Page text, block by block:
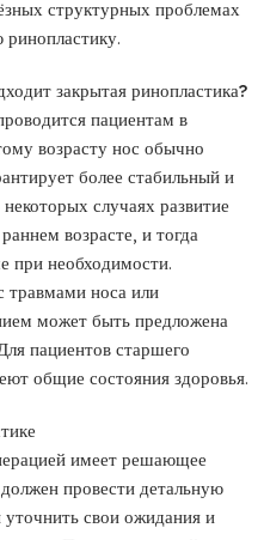
структурных проблемах
закрытая ринопластика?
пациентам в
возрасту нос обычно
более стабильный и
случаях развитие
возрасте, и тогда
при необходимости.
носа или
может быть предложена
пациентов старшего
общие состояния здоровья.
имеет решающее
провести детальную
свои ожидания и